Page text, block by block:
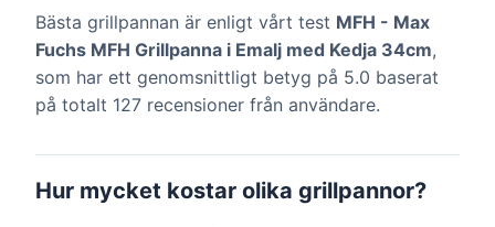
Bästa grillpannan är enligt vårt test MFH - Max
Fuchs MFH Grillpanna i Emalj med Kedja 34cm,
som har ett genomsnittligt betyg på 5.0 baserat
på totalt 127 recensioner från användare.
Hur mycket kostar olika grillpannor?